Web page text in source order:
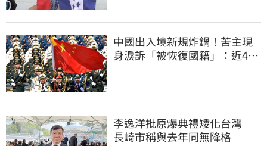
中國出入境新規炸鍋！苦主現
身淚訴「被恢復國籍」：近4億
李逸洋批原爆典禮矮化台灣
長崎市稱與去年同無降格